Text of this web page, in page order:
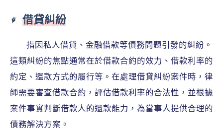
借貸糾紛
指因私人借貸、金融借款等債務問題引發的糾紛。
這類糾紛的焦點通常在於借款合約的效力、借款利率的
約定、還款方式的履行等。在處理借貸糾紛案件時，律
師需要審查借款合約，評估借款利率的合法性，並根據
案件事實判斷借款人的還款能力，為當事人提供合理的
債務解決方案。